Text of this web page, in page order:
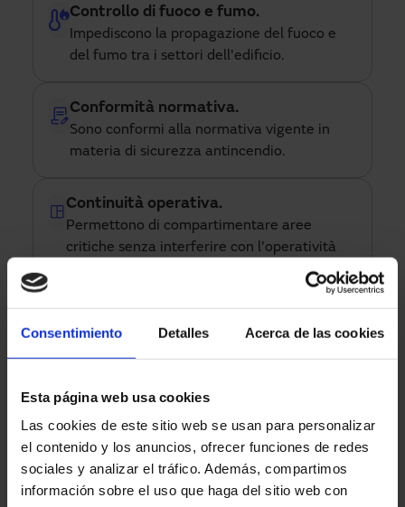
Consentimiento Detalles Acerca de las cookies
Esta página web usa cookies
Las cookies de este sitio web se usan para personalizar
el contenido y los anuncios, ofrecer funciones de redes
sociales y analizar el tráfico. Además, compartimos
información sobre el uso que haga del sitio web con
Controllo di fuoco e fumo.
Impediscono la propagazione del fuoco e
del fumo tra i settori dell'edificio.
Conformità normativa.
Sono conformi alla normativa vigente in
materia di sicurezza antincendio.
Continuità operativa.
Permettono di compartimentare aree
critiche senza interferire con l'operatività
Affidabilità estrema.
Funzionamento garantito anche in
condizioni estreme.